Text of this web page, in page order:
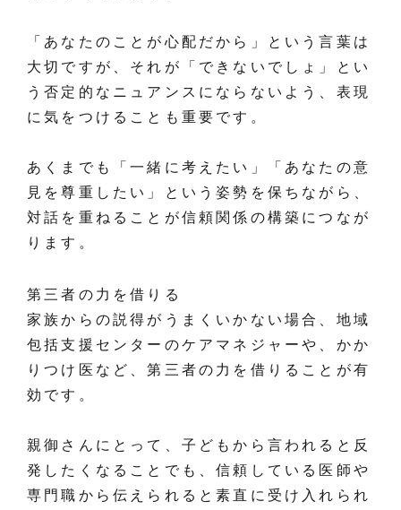
「あなたのことが心配だから」という言葉は
大切ですが、それが「できないでしょ」とい
う否定的なニュアンスにならないよう、表現
に気をつけることも重要です。
あくまでも「一緒に考えたい」「あなたの意
見を尊重したい」という姿勢を保ちながら、
対話を重ねることが信頼関係の構築につなが
ります。
第三者の力を借りる
家族からの説得がうまくいかない場合、地域
包括支援センターのケアマネジャーや、かか
りつけ医など、第三者の力を借りることが有
効です。
親御さんにとって、子どもから言われると反
発したくなることでも、信頼している医師や
専門職から伝えられると素直に受け入れられ